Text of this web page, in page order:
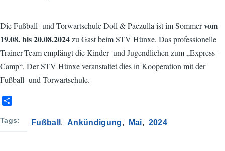
Die Fußball- und Torwartschule Doll & Paczulla ist im Sommervom
19.08. bis 20.08.2024zu Gast beim STV Hünxe. Das professionelle
Trainer-Team empfängt die Kinder- und Jugendlichen zum „Express-
Camp“. Der STV Hünxe veranstaltet dies in Kooperation mit der
Fußball- und Torwartschule.
a
Tags Fußball Ankündigung Mai 2024